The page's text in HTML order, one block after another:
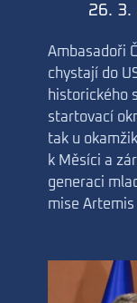
26. 3.
Ambasadoři
chystají do
historického
startovací
tak u
k Měsíci a
generaci
mise Artemis